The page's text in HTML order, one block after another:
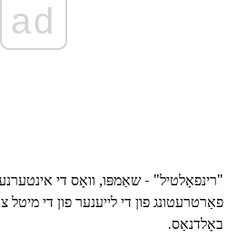
ad
"רינפאָלטיל" - שאַמפּו, וואָס די
פאַרטרעטונג פון די לייענער פון די
באָלדנאַס.